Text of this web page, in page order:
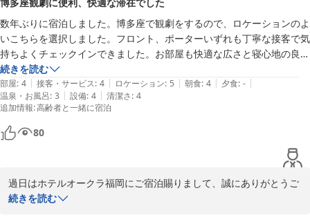
数年ぶりに宿泊しました。博多座で観劇をするので、ロケーションのよ
いこちらを選択しました。フロント、ポーターいずれも丁寧な接客で気
持ちよくチェックインできました。お部屋も快適な広さと寝心地の良さ
で満足感がありました。浴室の仕切りが少し古びた印象でしたが経年で
しょう。
期待の朝食はどれも美味しくいただきましたが、朝7時という混み合う
時間帯のためか、スタッフが食べ終えたかの確認なく皿を下げようとし
たり、料理を乗せたプレートの上を横切るようにスタッフが布巾を取る
など、客よりスタッフの仕事を優先するような少し残念に思う場面もあ
老舗ホテルには宿泊客は期待感を持っているので、気に留めていただけ
続きを読む
部屋: 4 | 接客・サービス: 4 | ロケーション: 5 | 朝食: 4 | 夕食: - |
温泉・お風呂: 3 | 設備: 4 | 清潔さ: 4
追加情報:高齢者と一緒に宿泊
80
過日はホテルオークラ福岡にご宿泊賜りまして、誠にありがとうご
ざいます。ご朝食のご意見、拝見しました。確かに込み合う時間帯
続きを読む